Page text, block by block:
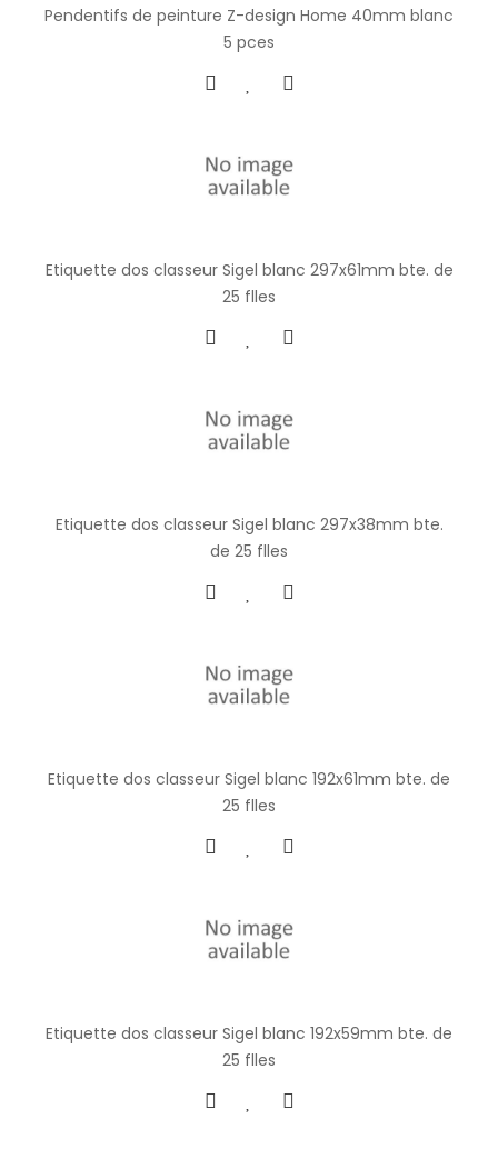
Pendentifs de peinture Z-design Home 40mm blanc
5 pces
Etiquette dos classeur Sigel blanc 297x61mm bte. de
25 flles
Etiquette dos classeur Sigel blanc 297x38mm bte.
de 25 flles
Etiquette dos classeur Sigel blanc 192x61mm bte. de
25 flles
Etiquette dos classeur Sigel blanc 192x59mm bte. de
25 flles